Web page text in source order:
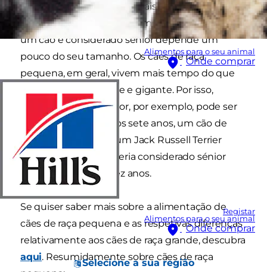
Alimentos para o seu animal
Onde comprar
Registar
Alimentos para o seu animal
Onde comprar
Selecione a sua região
aqueles que não pesam mais de 12kg a 15 kg,
quando são adultos. O momento exato em que
um cão é considerado sénior depende um
pouco do seu tamanho. Os cães de raça
pequena, em geral, vivem mais tempo do que
os cães de raça grande e gigante. Por isso,
enquanto um Labrador, por exemplo, pode ser
considerado sénior aos sete anos, um cão de
raça pequena como um Jack Russell Terrier
provavelmente não seria considerado sénior
antes dos nove ou dez anos.
Se quiser saber mais sobre a alimentação de
cães de raça pequena e as respetivas diferenças
relativamente aos cães de raça grande, descubra
aqui. Resumidamente sobre cães de raça